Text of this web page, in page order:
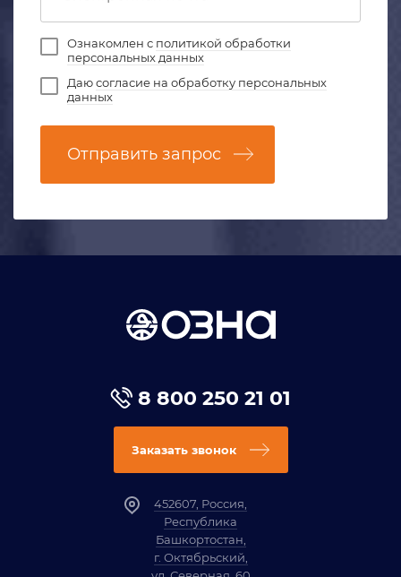
Ознакомлен с политикой обработки
персональных данных
Даюсогласие на обработку персональных
данных
Отправить запрос
8 800 250 21 01
Заказать звонок
452607, Россия,
Республика
Башкортостан,
г. Октябрьский,